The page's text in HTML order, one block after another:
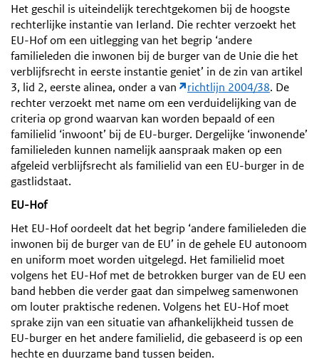
Het geschil is uiteindelijk terechtgekomen bij de hoogste
rechterlijke instantie van Ierland. Die rechter verzoekt het
EU-Hof om een uitlegging van het begrip ‘andere
familieleden die inwonen bij de burger van de Unie die het
verblijfsrecht in eerste instantie geniet’ in de zin van artikel
3, lid 2, eerste alinea, onder a van
richtlijn 2004/38. De
rechter verzoekt met name om een verduidelijking van de
criteria op grond waarvan kan worden bepaald of een
familielid ‘inwoont’ bij de EU-burger. Dergelijke ‘inwonende’
familieleden kunnen namelijk aanspraak maken op een
afgeleid verblijfsrecht als familielid van een EU-burger in de
gastlidstaat.
EU-Hof
Het EU-Hof oordeelt dat het begrip ‘andere familieleden die
inwonen bij de burger van de EU’ in de gehele EU autonoom
en uniform moet worden uitgelegd. Het familielid moet
volgens het EU-Hof met de betrokken burger van de EU een
band hebben die verder gaat dan simpelweg samenwonen
om louter praktische redenen. Volgens het EU-Hof moet
sprake zijn van een situatie van afhankelijkheid tussen de
EU-burger en het andere familielid, die gebaseerd is op een
hechte en duurzame band tussen beiden.